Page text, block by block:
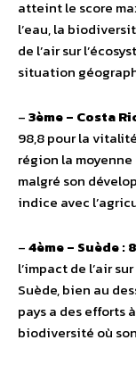
atteint le score
l’eau, la
de l’air sur
situation
–3ème – Costa
98,8 pour la
région la moyenne
malgré son
indice avec
–4ème – Suède :
l’impact de l’air
Suède, bien au
pays a des efforts
biodiversité où